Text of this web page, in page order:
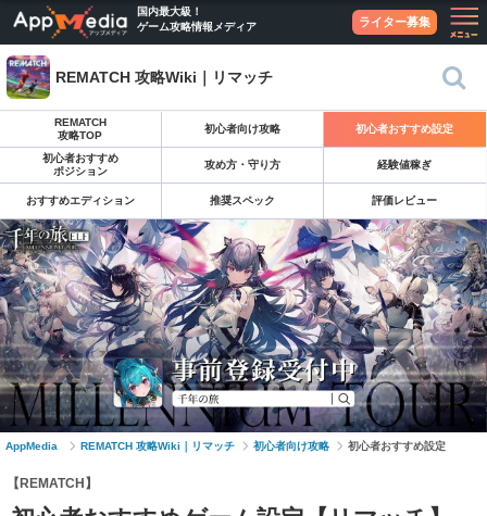
国内最大級！
ゲーム攻略情報メディア
ライター募集
REMATCH 攻略Wiki｜リマッチ
REMATCH
攻略TOP
初心者向け攻略 初心者おすすめ設定
初心者おすすめ
ポジション
攻め方・守り方 経験値稼ぎ
おすすめエディション 推奨スペック 評価レビュー
AppMedia REMATCH 攻略Wiki｜リマッチ 初心者向け攻略 初心者おすすめ設定
【REMATCH】